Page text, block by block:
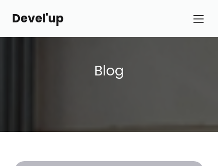
Devel'up
Blog